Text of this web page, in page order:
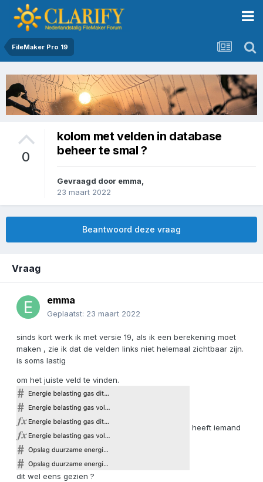
FileMaker Pro 19
0
kolom met velden in database
beheer te smal ?
Gevraagd door emma
23 maart 2022
Beantwoord deze vraag
Vraag
emma
Geplaatst: 23 maart 2022
sinds kort werk ik met versie 19, als ik een berekening moet
maken , zie ik dat de velden links niet helemaal zichtbaar zijn.
is soms lastig
om het juiste veld te vinden.
heeft iemand
dit wel eens gezien ?